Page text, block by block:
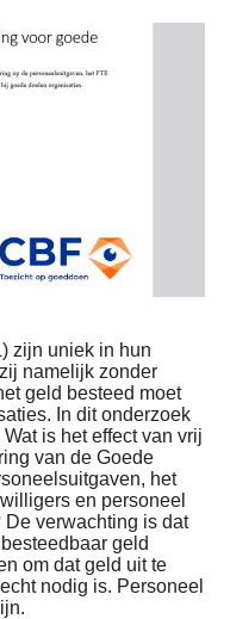
zijn uniek in hun
namelijk zonder
geld besteed moet
In dit onderzoek
is het effect van vrij
van de Goede
het
en personeel
verwachting is dat
geld
om dat geld uit te
nodig is. Personeel